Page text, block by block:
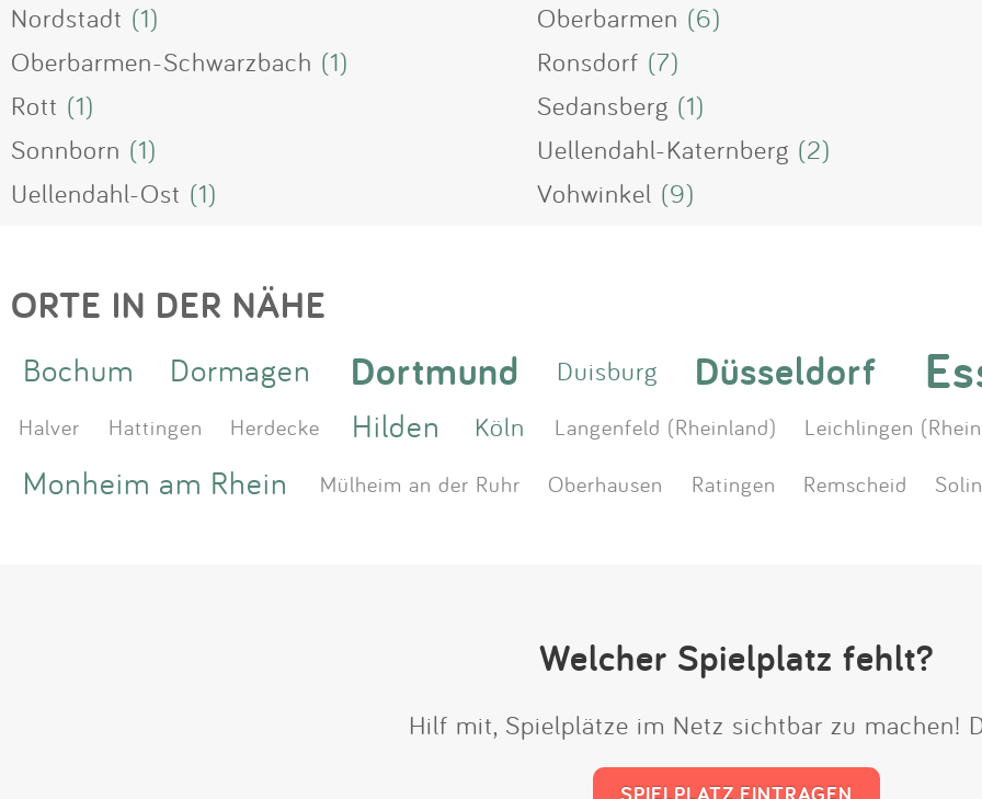
Nordstadt (1) Oberbarmen (6)
Oberbarmen-Schwarzbach (1) Ronsdorf (7)
Rott (1) Sedansberg (1)
Sonnborn (1) Uellendahl-Katernberg (2)
Uellendahl-Ost (1) Vohwinkel (9)
ORTE IN DER NÄHE
Bochum Dormagen Dortmund Duisburg Düsseldorf
Halver Hattingen Herdecke Hilden Köln Langenfeld (Rheinland) Leichlingen
Monheim am Rhein Mülheim an der Ruhr Oberhausen Ratingen Remscheid
Welcher Spielplatz fehlt?
Hilf mit, Spielplätze im Netz sichtbar zu machen!